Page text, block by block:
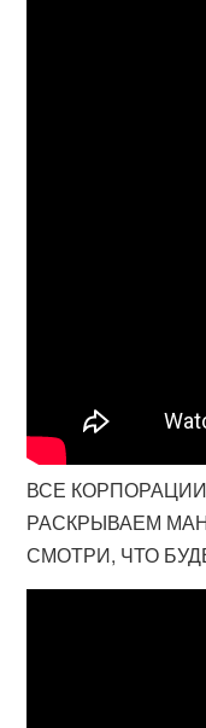
ВСЕ
РАСКРЫВАЕМ
СМОТРИ, ЧТО